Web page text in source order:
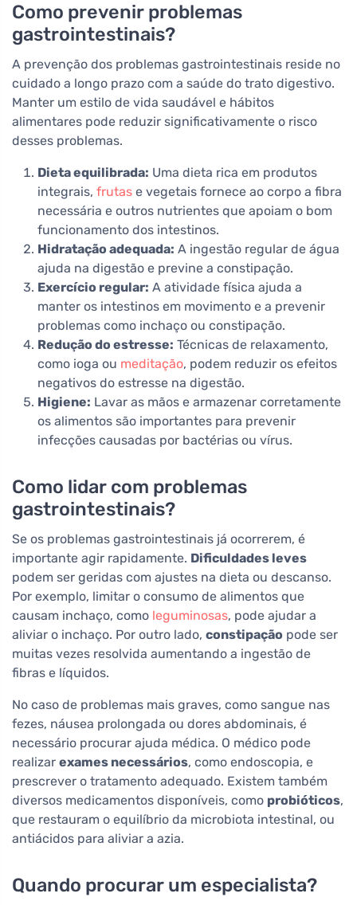
Como prevenir problemas
gastrointestinais?
A prevenção dos problemas gastrointestinais reside no
cuidado a longo prazo com a saúde do trato digestivo.
Manter um estilo de vida saudável e hábitos
alimentares pode reduzir significativamente o risco
desses problemas.
Dieta equilibrada: Uma dieta rica em produtos
integrais, frutas e vegetais fornece ao corpo a fibra
necessária e outros nutrientes que apoiam o bom
funcionamento dos intestinos.
Hidratação adequada: A ingestão regular de água
ajuda na digestão e previne a constipação.
Exercício regular: A atividade física ajuda a
manter os intestinos em movimento e a prevenir
problemas como inchaço ou constipação.
Redução do estresse: Técnicas de relaxamento,
como ioga ou meditação, podem reduzir os efeitos
negativos do estresse na digestão.
Higiene: Lavar as mãos e armazenar corretamente
os alimentos são importantes para prevenir
infecções causadas por bactérias ou vírus.
Como lidar com problemas
gastrointestinais?
Se os problemas gastrointestinais já ocorrerem, é
importante agir rapidamente. Dificuldades leves
podem ser geridas com ajustes na dieta ou descanso.
Por exemplo, limitar o consumo de alimentos que
causam inchaço, como leguminosas, pode ajudar a
aliviar o inchaço. Por outro lado, constipação pode ser
muitas vezes resolvida aumentando a ingestão de
fibras e líquidos.
No caso de problemas mais graves, como sangue nas
fezes, náusea prolongada ou dores abdominais, é
necessário procurar ajuda médica. O médico pode
realizar exames necessários, como endoscopia, e
prescrever o tratamento adequado. Existem também
diversos medicamentos disponíveis, como probióticos,
que restauram o equilíbrio da microbiota intestinal, ou
antiácidos para aliviar a azia.
Quando procurar um especialista?